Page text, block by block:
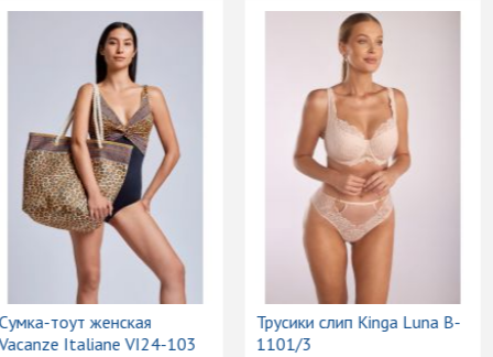
Сумка-тоут женская
Vacanze Italiane VI24-103
Трусики слип Kinga Luna B-
1101/3